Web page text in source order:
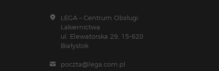
LEGA – Centrum Obsługi
Lakiernictwa
ul. Elewatorska 29, 15-620
Białystok
poczta@lega.com.pl